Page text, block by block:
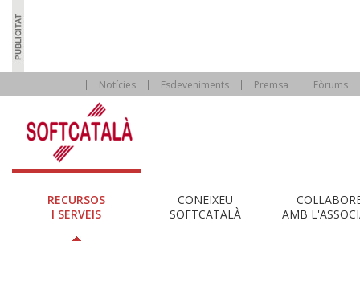
Notícies Esdeveniments Premsa Fòrums
RECURSOS
I SERVEIS
CONEIXEU
SOFTCATALÀ
AMB